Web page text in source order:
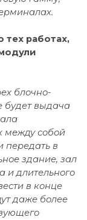
тех работах,
блочно-
будет выдача
между собой
передать в
здание, зал
и длительного
в конце
даже более